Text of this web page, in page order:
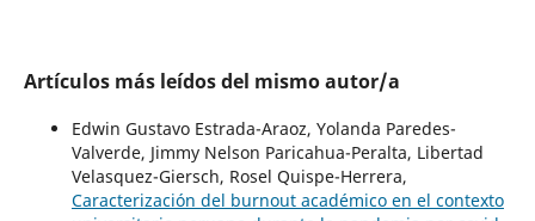
Artículos más leídos del mismo autor/a
Edwin Gustavo Estrada-Araoz, Yolanda Paredes-
Valverde, Jimmy Nelson Paricahua-Peralta, Libertad
Velasquez-Giersch, Rosel Quispe-Herrera,
Caracterización del burnout académico en el contexto